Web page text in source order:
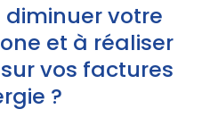
diminuer votre
et à réaliser
vos factures
?